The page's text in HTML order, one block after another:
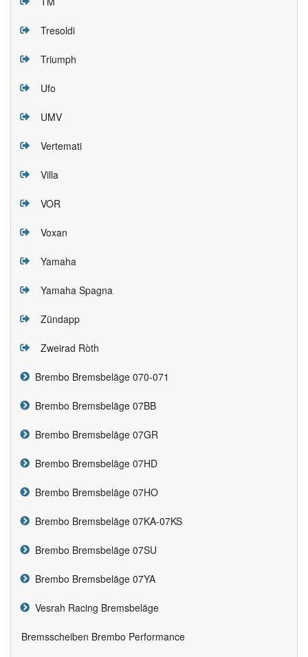
Tresoldi
Triumph
Ufo
UMV
Vertemati
Villa
VOR
Voxan
Yamaha
Yamaha Spagna
Zündapp
Zweirad Ròth
Brembo Bremsbeläge 070-071
Brembo Bremsbeläge 07BB
Brembo Bremsbeläge 07GR
Brembo Bremsbeläge 07HD
Brembo Bremsbeläge 07HO
Brembo Bremsbeläge 07KA-07KS
Brembo Bremsbeläge 07SU
Brembo Bremsbeläge 07YA
Vesrah Racing Bremsbeläge
Bremsscheiben Brembo Performance